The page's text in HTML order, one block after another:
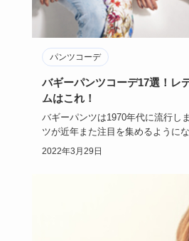
パンツコーデ
バギーパンツコーデ17選！レ
ムはこれ！
バギーパンツは1970年代に流行し
ツが近年また注目を集めるように
違って近年…
2022年3月29日